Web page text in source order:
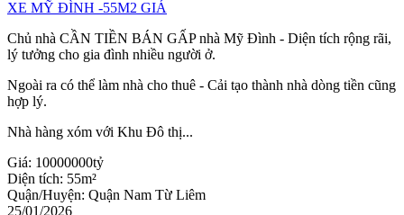
Chủ nhà CẦN TIỀN BÁN GẤP nhà Mỹ Đình - Diện tích rộng rãi,
lý tưởng cho gia đình nhiều người ở.
Ngoài ra có thể làm nhà cho thuê - Cải tạo thành nhà dòng tiền cũng
hợp lý.
Nhà hàng xóm với Khu Đô thị...
Giá: 10000000tỷ
Diện tích: 55m²
Quận/Huyện: Quận Nam Từ Liêm
25/01/2026